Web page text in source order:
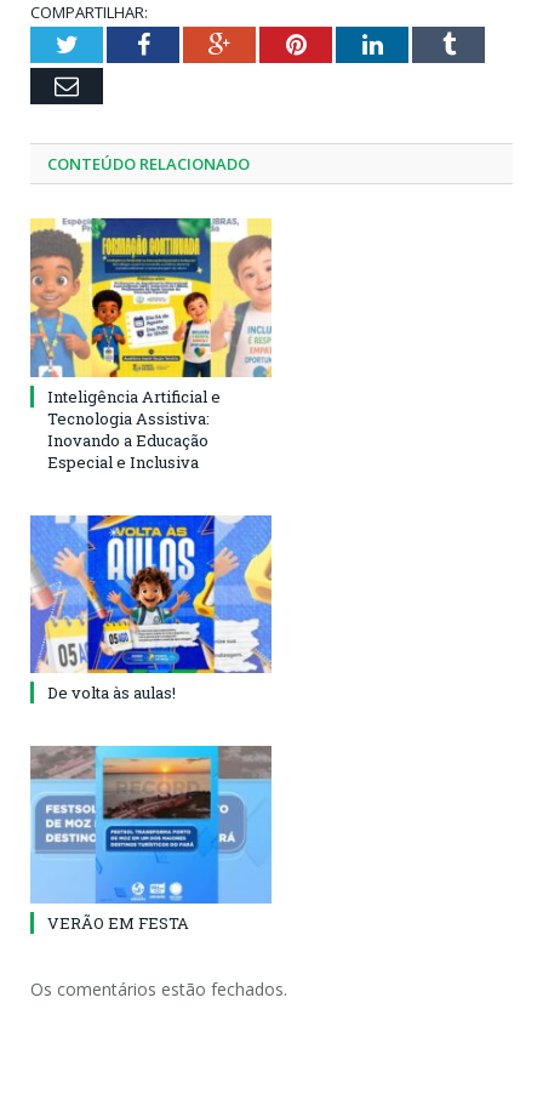
COMPARTILHAR:
TwitterFacebookGoogle+PinterestLinkedInTumblr
Email
CONTEÚDO RELACIONADO
Inteligência Artificial e
Tecnologia Assistiva:
Inovando a Educação
Especial e Inclusiva
De volta às aulas!
VERÃO EM FESTA
Os comentários estão fechados.